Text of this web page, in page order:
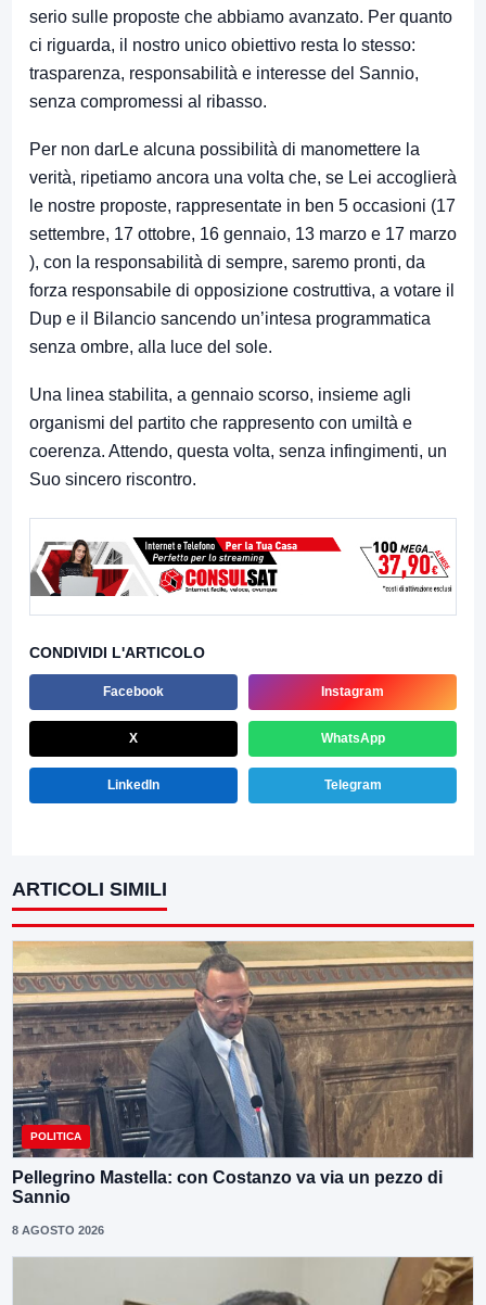
serio sulle proposte che abbiamo avanzato. Per quanto
ci riguarda, il nostro unico obiettivo resta lo stesso:
trasparenza, responsabilità e interesse del Sannio,
senza compromessi al ribasso.
Per non darLe alcuna possibilità di manomettere la
verità, ripetiamo ancora una volta che, se Lei accoglierà
le nostre proposte, rappresentate in ben 5 occasioni (17
settembre, 17 ottobre, 16 gennaio, 13 marzo e 17 marzo
), con la responsabilità di sempre, saremo pronti, da
forza responsabile di opposizione costruttiva, a votare il
Dup e il Bilancio sancendo un’intesa programmatica
senza ombre, alla luce del sole.
Una linea stabilita, a gennaio scorso, insieme agli
organismi del partito che rappresento con umiltà e
coerenza. Attendo, questa volta, senza infingimenti, un
Suo sincero riscontro.
CONDIVIDI L'ARTICOLO
Facebook Instagram
X WhatsApp
LinkedIn Telegram
ARTICOLI SIMILI
POLITICA
Pellegrino Mastella: con Costanzo va via un pezzo di
Sannio
8 AGOSTO 2026